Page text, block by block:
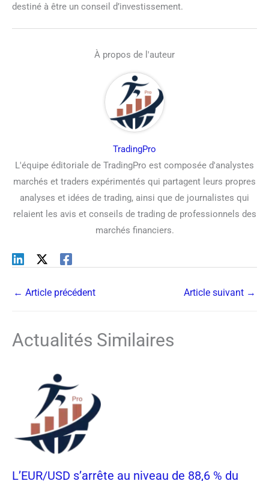
destiné à être un conseil d’investissement.
À propos de l'auteur
TradingPro
L'équipe éditoriale de TradingPro est composée d'analystes
marchés et traders expérimentés qui partagent leurs propres
analyses et idées de trading, ainsi que de journalistes qui
relaient les avis et conseils de trading de professionnels des
marchés financiers.
← Article précédent Article suivant →
Actualités Similaires
L’EUR/USD s’arrête au niveau de 88,6 % du